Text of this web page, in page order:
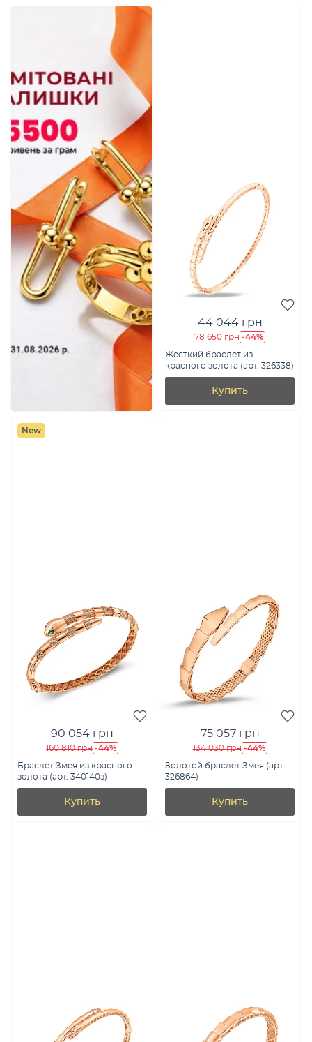
44 044 грн
78 650 грн -44%
Жесткий браслет из
красного золота (арт. 326338)
Купить
New
90 054 грн
160 810 грн -44%
Браслет Змея из красного
золота (арт. 340140з)
Купить
75 057 грн
134 030 грн -44%
Золотой браслет Змея (арт.
326864)
Купить